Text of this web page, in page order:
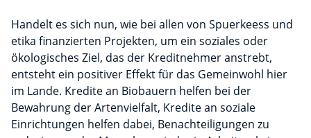
Handelt es sich nun, wie bei allen von Spuerkeess und
etika finanzierten Projekten, um ein soziales oder
ökologisches Ziel, das der Kreditnehmer anstrebt,
entsteht ein positiver Effekt für das Gemeinwohl hier
im Lande. Kredite an Biobauern helfen bei der
Bewahrung der Artenvielfalt, Kredite an soziale
Einrichtungen helfen dabei, Benachteiligungen zu